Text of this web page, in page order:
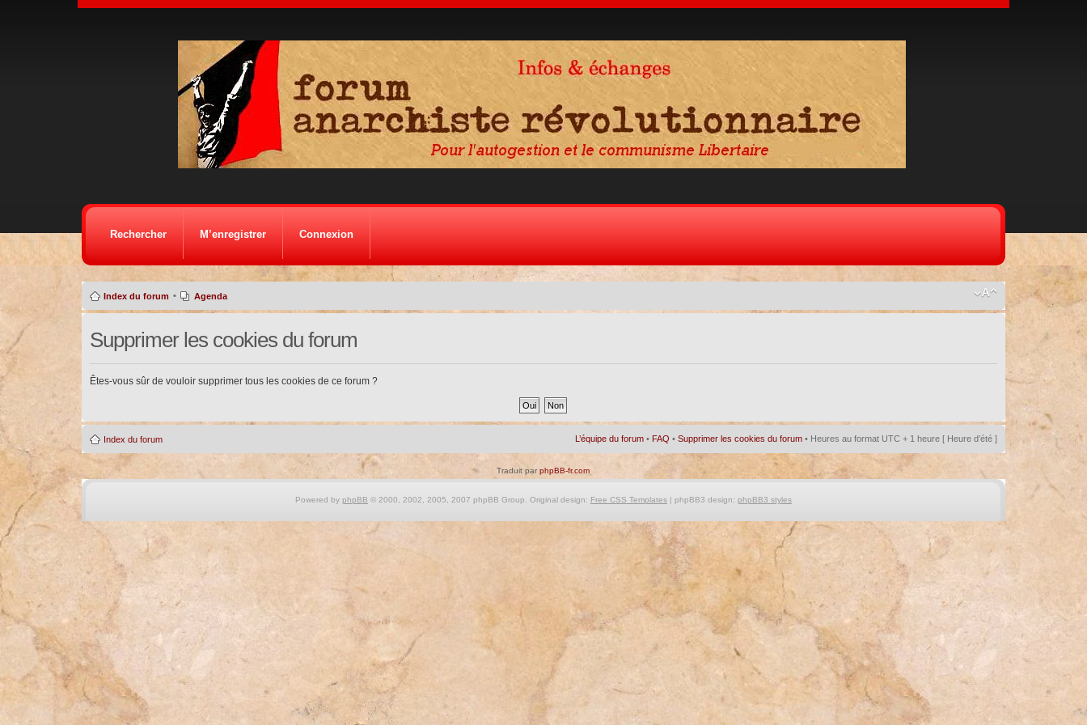
Rechercher M’enregistrer Connexion
Index du forum • Agenda
Supprimer les cookies du forum
Êtes-vous sûr de vouloir supprimer tous les cookies de ce forum ?
Index du forum L’équipe du forum • FAQ •Supprimer les cookies du forum • Heures au format UTC + 1 heure [ Heure d’été ]
Traduit parphpBB-fr.com
Powered by phpBB © 2000, 2002, 2005, 2007 phpBB Group. Original design: Free CSS Templates| phpBB3 design: phpBB3 styles